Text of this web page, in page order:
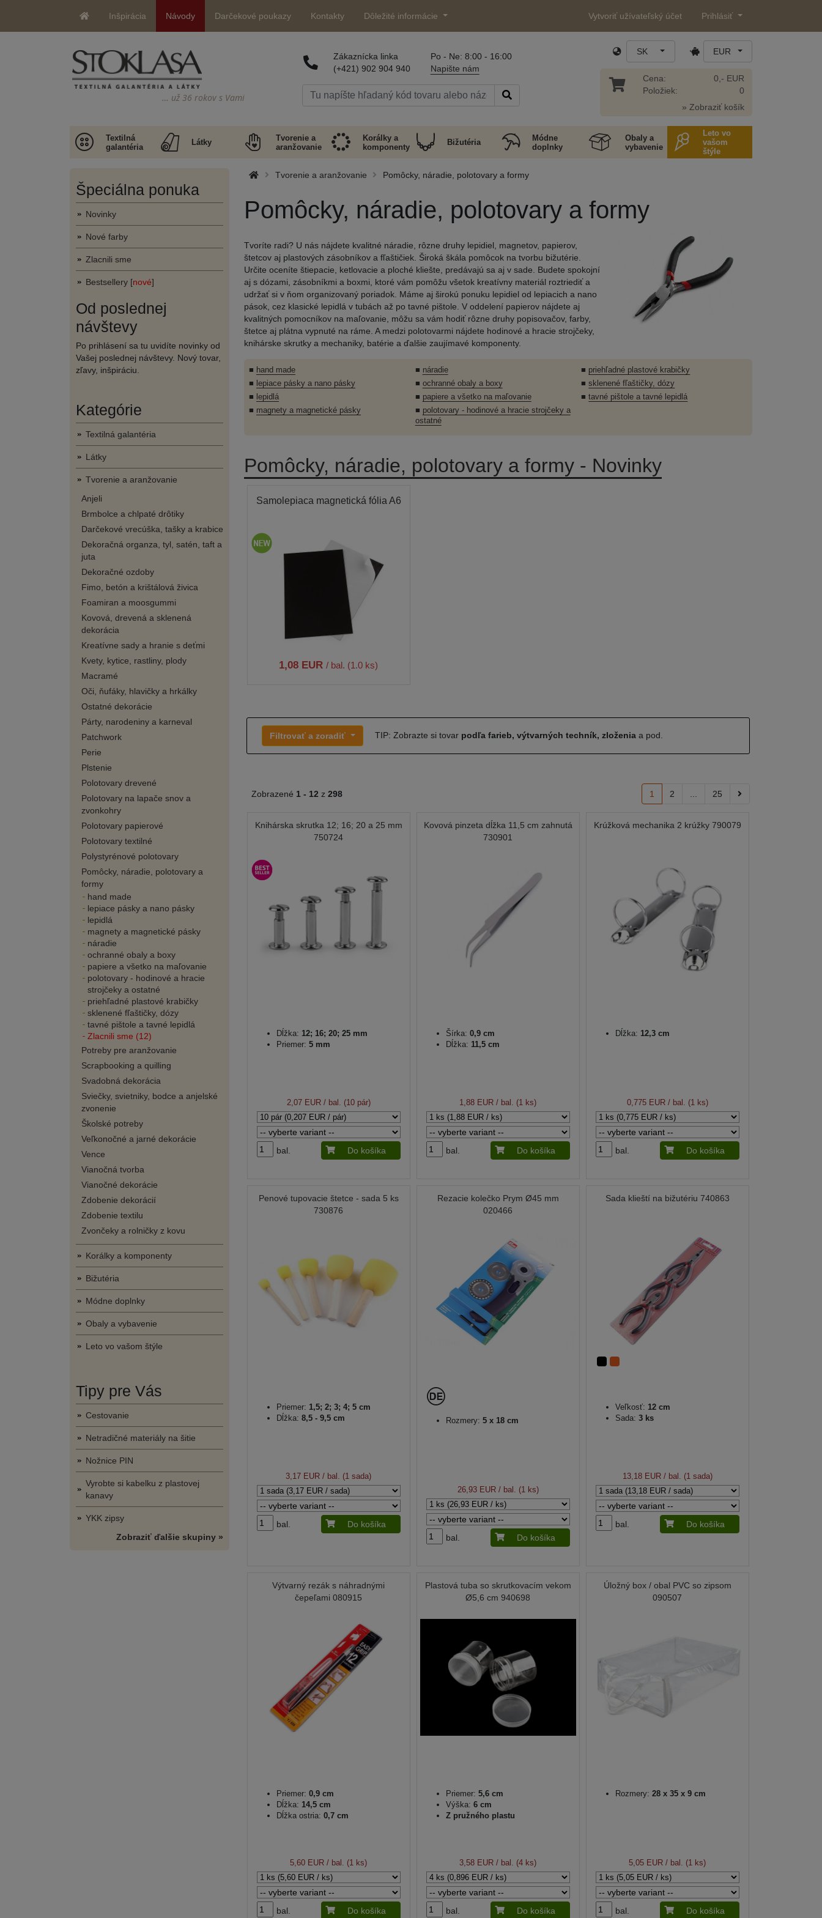
Inšpirácia Návody Darčekové poukazy Kontakty Dôležité informácie Vytvoriť užívateľský účet Prihlásiť
… už 36 rokov s Vami
Zákaznícka linka
(+421) 902 904 940
Po - Ne: 8:00 - 16:00
Napište nám
SK EUR
Cena:
Položiek:
0,- EUR
0
» Zobraziť košík
Textilná
galantéria
Látky
Tvorenie a
aranžovanie
Korálky a
komponenty
Bižutéria
Módne
doplnky
Obaly a
vybavenie
Leto vo
vašom
štýle
Špeciálna ponuka
Novinky
Nové farby
Zlacnili sme
Bestsellery [nové]
Od poslednej
návštevy
Po prihlásení sa tu uvidíte novinky od
Vašej poslednej návštevy. Nový tovar,
zľavy, inšpiráciu.
Kategórie
Textilná galantéria
Látky
Tvorenie a aranžovanie
Anjeli
Brmbolce a chlpaté drôtiky
Darčekové vrecúška, tašky a krabice
Dekoračná organza, tyl, satén, taft a
juta
Dekoračné ozdoby
Fimo, betón a krištálová živica
Foamiran a moosgummi
Kovová, drevená a sklenená
dekorácia
Kreatívne sady a hranie s deťmi
Kvety, kytice, rastliny, plody
Macramé
Oči, ňufáky, hlavičky a hrkálky
Ostatné dekorácie
Párty, narodeniny a karneval
Patchwork
Perie
Plstenie
Polotovary drevené
Polotovary na lapače snov a
zvonkohry
Polotovary papierové
Polotovary textilné
Polystyrénové polotovary
Pomôcky, náradie, polotovary a
formy
hand made
lepiace pásky a nano pásky
lepidlá
magnety a magnetické pásky
náradie
ochranné obaly a boxy
papiere a všetko na maľovanie
polotovary - hodinové a hracie
strojčeky a ostatné
priehľadné plastové krabičky
sklenené fľaštičky, dózy
tavné pištole a tavné lepidlá
Zlacnili sme (12)
Potreby pre aranžovanie
Scrapbooking a quilling
Svadobná dekorácia
Sviečky, svietniky, bodce a anjelské
zvonenie
Školské potreby
Veľkonočné a jarné dekorácie
Vence
Vianočná tvorba
Vianočné dekorácie
Zdobenie dekorácií
Zdobenie textilu
Zvončeky a rolničky z kovu
Korálky a komponenty
Bižutéria
Módne doplnky
Obaly a vybavenie
Leto vo vašom štýle
Tipy pre Vás
Cestovanie
Netradičné materiály na šitie
Nožnice PIN
Vyrobte si kabelku z plastovej
kanavy
YKK zipsy
Zobraziť ďalšie skupiny »
Tvorenie a aranžovanie Pomôcky, náradie, polotovary a formy
Pomôcky, náradie, polotovary a formy
Tvoríte radi? U nás nájdete kvalitné náradie, rôzne druhy lepidiel, magnetov, papierov,
štetcov aj plastových zásobníkov a fľaštičiek. Široká škála pomôcok na tvorbu bižutérie.
Určite oceníte štiepacie, ketlovacie a ploché kliešte, predávajú sa aj v sade. Budete spokojní
aj s dózami, zásobníkmi a boxmi, ktoré vám pomôžu všetok kreatívny materiál roztriediť a
udržať si v ňom organizovaný poriadok. Máme aj širokú ponuku lepidiel od lepiacich a nano
pások, cez klasické lepidlá v tubách až po tavné pištole. V oddelení papierov nájdete aj
kvalitných pomocníkov na maľovanie, môžu sa vám hodiť rôzne druhy popisovačov, farby,
štetce aj plátna vypnuté na ráme. A medzi polotovarmi nájdete hodinové a hracie strojčeky,
knihárske skrutky a mechaniky, batérie a ďalšie zaujímavé komponenty.
■ hand made
■ lepiace pásky a nano pásky
■ lepidlá
■ magnety a magnetické pásky
■ náradie
■ ochranné obaly a boxy
■ papiere a všetko na maľovanie
■ polotovary - hodinové a hracie strojčeky a
ostatné
■ priehľadné plastové krabičky
■sklenené fľaštičky, dózy
■tavné pištole a tavné lepidlá
Pomôcky, náradie, polotovary a formy - Novinky
Samolepiaca magnetická fólia A6
1,08 EUR / bal. (1.0 ks)
Filtrovať a zoradiť TIP: Zobrazte si tovar podľa farieb, výtvarných techník, zloženiaa pod.
Zobrazené 1 - 12 z 298 1 2 ... 25
Knihárska skrutka 12; 16; 20 a 25 mm
750724
Dĺžka: 12; 16; 20; 25 mm
Priemer: 5 mm
2,07 EUR/ bal. (10 pár)
bal. Do košíka
Kovová pinzeta dĺžka 11,5 cm zahnutá
730901
Šírka: 0,9 cm
Dĺžka: 11,5 cm
1,88 EUR / bal. (1 ks)
bal. Do košíka
Krúžková mechanika 2 krúžky 790079
Dĺžka: 12,3 cm
0,775 EUR/ bal. (1 ks)
bal. Do košíka
Penové tupovacie štetce - sada 5 ks
730876
Priemer: 1,5; 2; 3; 4; 5 cm
Dĺžka: 8,5 - 9,5 cm
3,17 EUR / bal. (1 sada)
bal. Do košíka
Rezacie kolečko Prym Ø45 mm
020466
Rozmery: 5 x 18 cm
26,93 EUR/ bal. (1 ks)
bal. Do košíka
Sada klieští na bižutériu 740863
Veľkosť: 12 cm
Sada: 3 ks
13,18 EUR/ bal. (1 sada)
bal. Do košíka
Výtvarný rezák s náhradnými
čepeľami 080915
Priemer: 0,9 cm
Dĺžka: 14,5 cm
Dĺžka ostria: 0,7 cm
5,60 EUR / bal. (1 ks)
bal. Do košíka
Plastová tuba so skrutkovacím vekom
Ø5,6 cm 940698
Priemer: 5,6 cm
Výška: 6 cm
Z pružného plastu
3,58 EUR / bal. (4 ks)
bal. Do košíka
Úložný box / obal PVC so zipsom
090507
Rozmery: 28 x 35 x 9 cm
5,05 EUR / bal. (1 ks)
bal. Do košíka